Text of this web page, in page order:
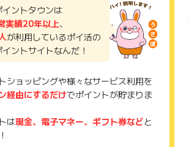
棄された場合は対応いたしかねますので、
などwebサイトを表示するアプリのこと
イントタウンは
実績20年以上、
が利用しているポイ活の
ントサイトなんだ！
ショッピングや様々なサービス利用を
経由にするだけでポイントが貯まりま
は現金、電子マネー、ギフト券などと